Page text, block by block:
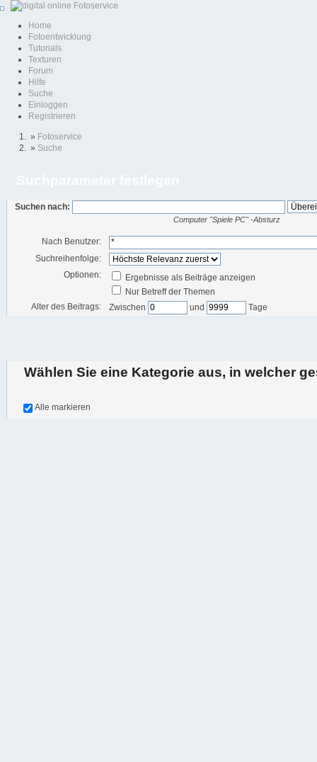
Home
Fotoentwicklung
Tutorials
Texturen
Forum
Hilfe
Suche
Einloggen
Registrieren
» Fotoservice
» Suche
Suchen nach:
Computer "Spiele PC" -Absturz
Nach Benutzer:
Suchreihenfolge:
Optionen:
Ergebnisse als Beiträge anzeigen
Nur Betreff der Themen
Alter des Beitrags:
Zwischen und Tage
Wählen Sie eine Kategorie aus, in welcher
Alle markieren